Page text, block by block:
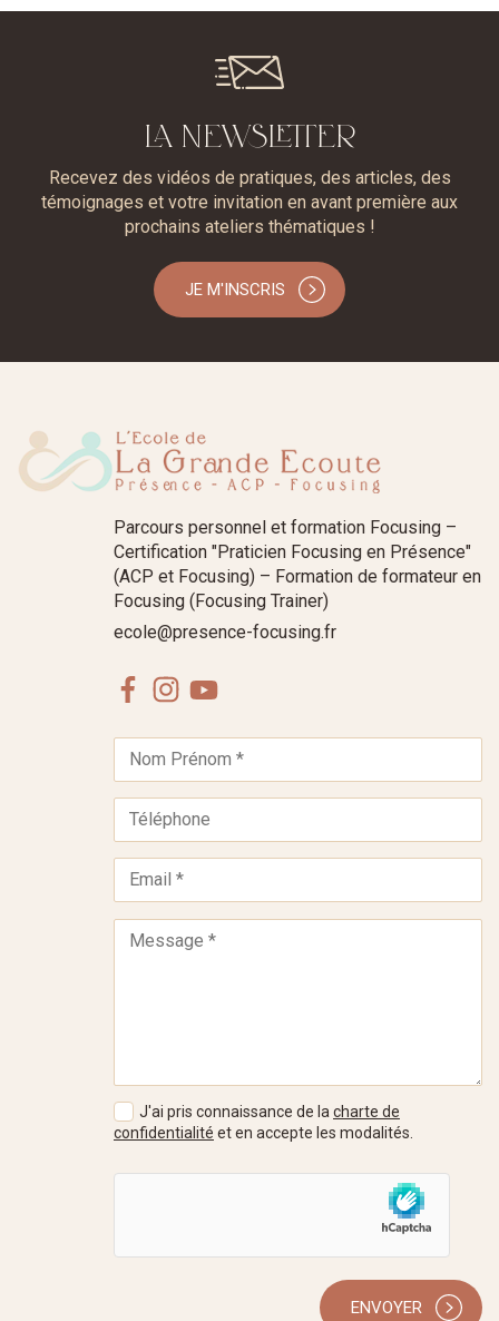
LA NEWSLETTER
Recevez des vidéos de pratiques, des articles, des
témoignages et votre invitation en avant première aux
prochains ateliers thématiques !
JE M'INSCRIS
Parcours personnel et formation Focusing –
Certification "Praticien Focusing en Présence"
(ACP et Focusing) – Formation de formateur en
Focusing (Focusing Trainer)
ecole@presence-focusing.fr
FacebookInstagram
J'ai pris connaissance de lacharte de
confidentialité et en accepte les modalités.
ENVOYER